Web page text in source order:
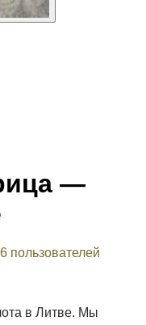
—
6 пользователей
в Литве. Мы